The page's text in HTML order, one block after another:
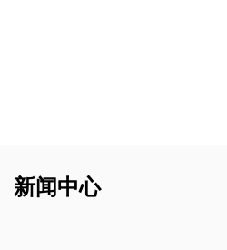
新闻中心